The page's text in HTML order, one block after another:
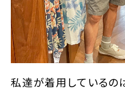
私達が着用しているの